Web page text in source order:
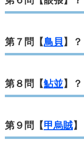
第７問【鳥貝 】？
第８問【鮎並】？
第９問【甲烏賊